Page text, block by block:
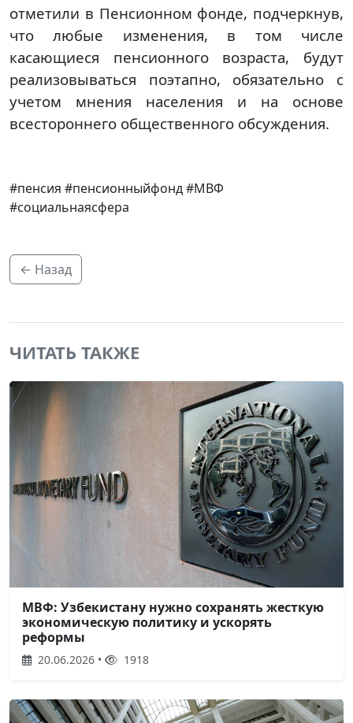
отметили в Пенсионном фонде, подчеркнув,
что любые изменения, в том числе
касающиеся пенсионного возраста, будут
реализовываться поэтапно, обязательно с
учетом мнения населения и на основе
всестороннего общественного обсуждения.
#пенсия #пенсионныйфонд #МВФ
#социальнаясфера
← Назад
ЧИТАТЬ ТАКЖЕ
МВФ: Узбекистану нужно сохранять жесткую
экономическую политику и ускорять
реформы
20.06.2026 • 1918